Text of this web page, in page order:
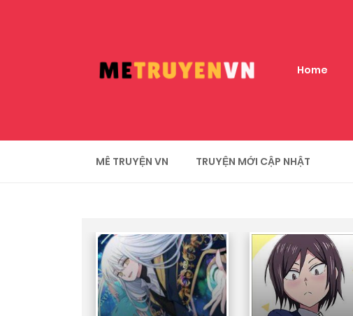
Home
MÊ TRUYỆN VN TRUYỆN MỚI CẬP NHẬT